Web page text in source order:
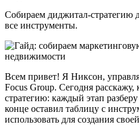
Собираем диджитал-стратегию
все инструменты.
Всем привет! Я Никсон,
Focus Group. Сегодня
стратегию: каждый этап
конце оставил таблицу с
использовать для создания